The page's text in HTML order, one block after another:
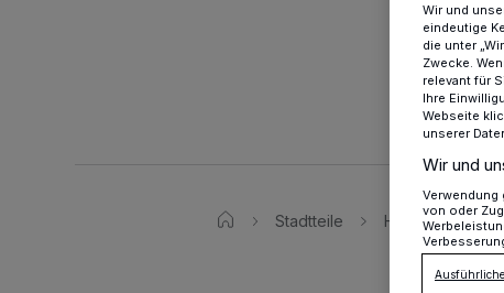
Stadtteile Hochdahl
Wir und
eindeutige
die unter
Zwecke.
relevant für
Ihre
Webseite
unserer
Wir und
Verwendung
von oder